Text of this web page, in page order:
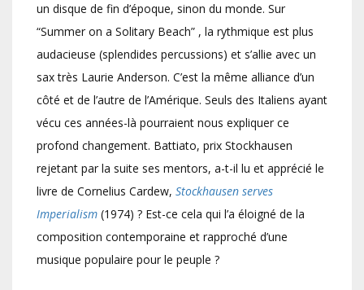
un disque de fin d’époque, sinon du monde. Sur
“Summer on a Solitary Beach” , la rythmique est plus
audacieuse (splendides percussions) et s’allie avec un
sax très Laurie Anderson. C’est la même alliance d’un
côté et de l’autre de l’Amérique. Seuls des Italiens ayant
vécu ces années-là pourraient nous expliquer ce
profond changement. Battiato, prix Stockhausen
rejetant par la suite ses mentors, a-t-il lu et apprécié le
livre de Cornelius Cardew, Stockhausen serves
Imperialism (1974) ? Est-ce cela qui l’a éloigné de la
composition contemporaine et rapproché d’une
musique populaire pour le peuple ?